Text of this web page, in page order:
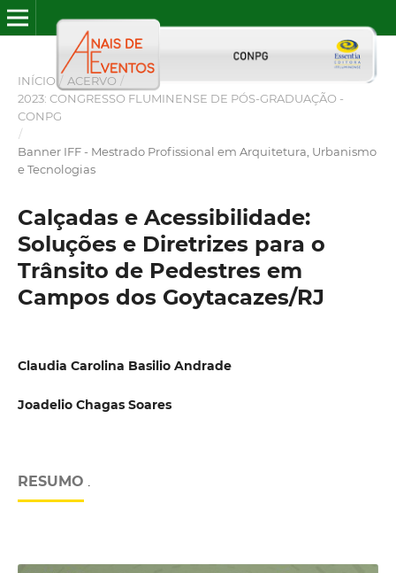
INÍCIO / ACERVO /
2023: CONGRESSO FLUMINENSE DE PÓS-GRADUAÇÃO -
CONPG
/
Banner IFF - Mestrado Profissional em Arquitetura, Urbanismo
e Tecnologias
Calçadas e Acessibilidade:
Soluções e Diretrizes para o
Trânsito de Pedestres em
Campos dos Goytacazes/RJ
Claudia Carolina Basilio Andrade
Joadelio Chagas Soares
RESUMO .